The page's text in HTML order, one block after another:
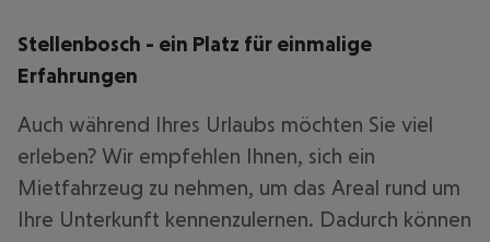
Stellenbosch - ein Platz für einmalige
Erfahrungen
Auch während Ihres Urlaubs möchten Sie viel
erleben? Wir empfehlen Ihnen, sich ein
Mietfahrzeug zu nehmen, um das Areal rund um
Ihre Unterkunft kennenzulernen. Dadurch können